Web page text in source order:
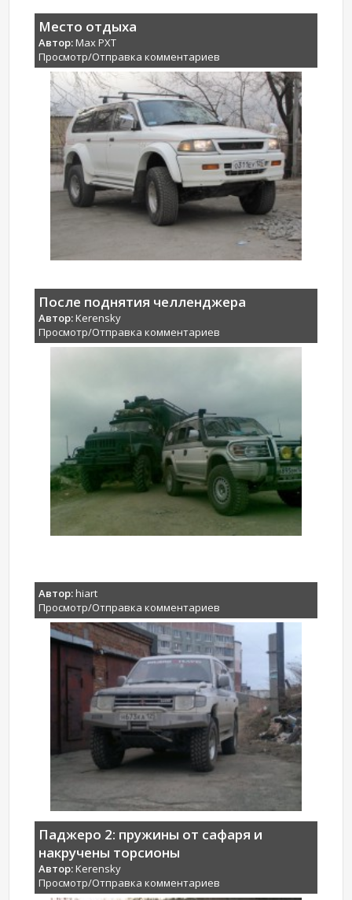
Место отдыха
Автор:Max PXT
Просмотр/Отправка комментариев
После поднятия челленджера
Автор:Kerensky
Просмотр/Отправка комментариев
Автор:hiart
Просмотр/Отправка комментариев
Паджеро 2: пружины от сафаря и
накручены торсионы
Автор:Kerensky
Просмотр/Отправка комментариев